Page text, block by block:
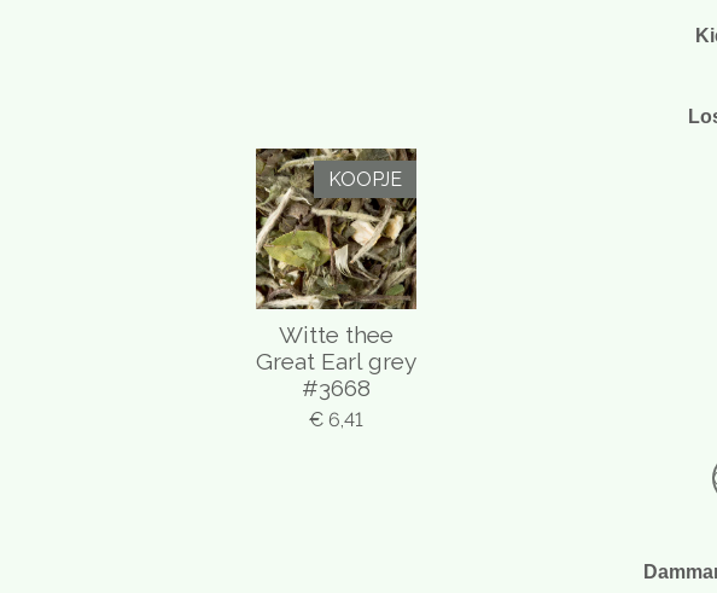
KOOPJE
Witte thee
Great Earl grey
#3668
€ 6,41